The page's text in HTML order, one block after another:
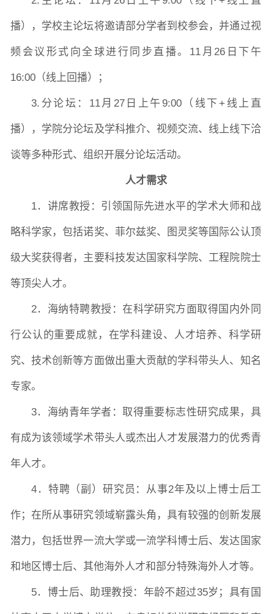
播），学校主论坛将邀请部分学者到校参会，并通过视
频会议形式向全球进行同步直播。11月26日下午
16:00（线上回播）；
3.分论坛：11月27日上午9:00（线下+线上直
播），学院分论坛及学科推介、视频交流、线上线下洽
谈等多种形式、组织开展分论坛活动。
人才需求
1．讲席教授：引领国际先进水平的学术大师和战
略科学家，包括诺奖、菲尔兹奖、图灵奖等国际公认顶
级大奖获得者，主要科技发达国家科学院、工程院院士
等顶尖人才。
2．海纳特聘教授：在科学研究方面取得国内外同
行公认的重要成就，在学科建设、人才培养、科学研
究、技术创新等方面做出重大贡献的学科带头人、知名
专家。
3．海纳青年学者：取得重要标志性研究成果，具
有成为该领域学术带头人或杰出人才发展潜力的优秀青
年人才。
4．特聘（副）研究员：从事2年及以上博士后工
作；在所从事研究领域崭露头角，具有较强的创新发展
潜力，包括世界一流大学或一流学科博士后、发达国家
和地区博士后、其他海外人才和部分特殊海外人才等。
5．博士后、助理教授：年龄不超过35岁；具有国